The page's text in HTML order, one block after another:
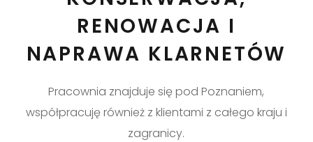
RENOWACJA I
NAPRAWA KLARNETÓW
Pracownia znajduje się pod Poznaniem,
współpracuję również z klientami z całego kraju i
zagranicy.